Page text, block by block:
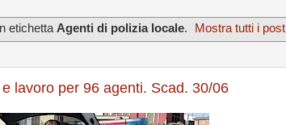
etichettaAgenti di polizia locale. Mostra tutti i post
lavoro per 96 agenti. Scad. 30/06